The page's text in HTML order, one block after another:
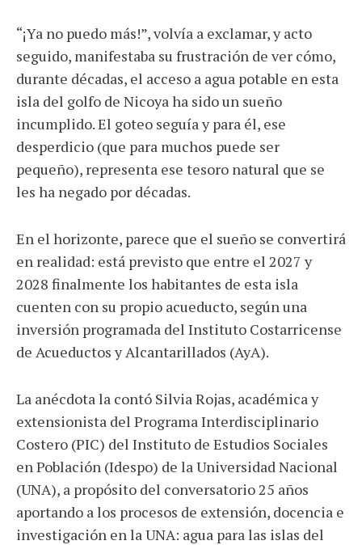
“¡Ya no puedo más!”, volvía a exclamar, y acto
seguido, manifestaba su frustración de ver cómo,
durante décadas, el acceso a agua potable en esta
isla del golfo de Nicoya ha sido un sueño
incumplido. El goteo seguía y para él, ese
desperdicio (que para muchos puede ser
pequeño), representa ese tesoro natural que se
les ha negado por décadas.
En el horizonte, parece que el sueño se convertirá
en realidad: está previsto que entre el 2027 y
2028 finalmente los habitantes de esta isla
cuenten con su propio acueducto, según una
inversión programada del Instituto Costarricense
de Acueductos y Alcantarillados (AyA).
La anécdota la contó Silvia Rojas, académica y
extensionista del Programa Interdisciplinario
Costero (PIC) del Instituto de Estudios Sociales
en Población (Idespo) de la Universidad Nacional
(UNA), a propósito del conversatorio 25 años
aportando a los procesos de extensión, docencia e
investigación en la UNA: agua para las islas del